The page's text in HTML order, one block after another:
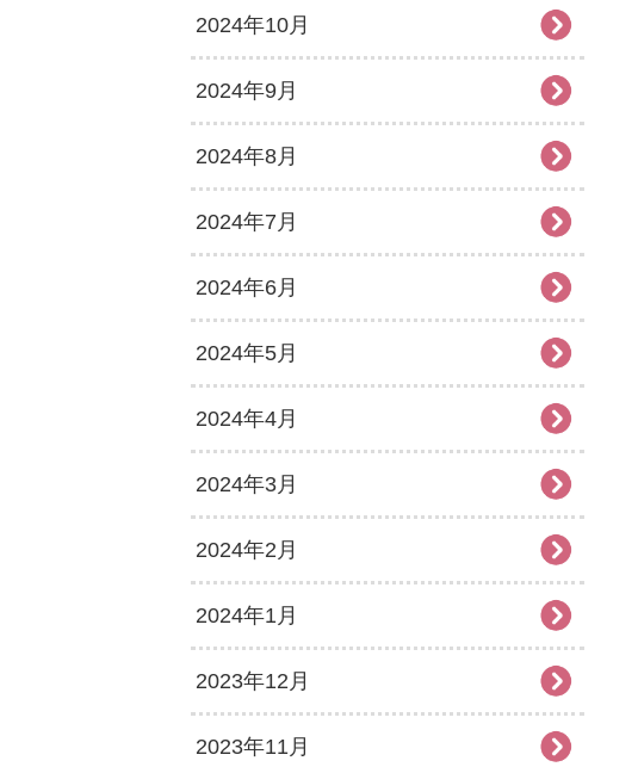
2024年10月
2024年9月
2024年8月
2024年7月
2024年6月
2024年5月
2024年4月
2024年3月
2024年2月
2024年1月
2023年12月
2023年11月